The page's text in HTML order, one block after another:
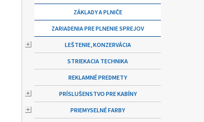
ZÁKLADY A PLNIČE
ZARIADENIA PRE PLNENIE SPREJOV
LEŠTENIE, KONZERVÁCIA
STRIEKACIA TECHNIKA
REKLAMNÉ PREDMETY
PRÍSLUŠENSTVO PRE KABÍNY
PRIEMYSELNÉ FARBY